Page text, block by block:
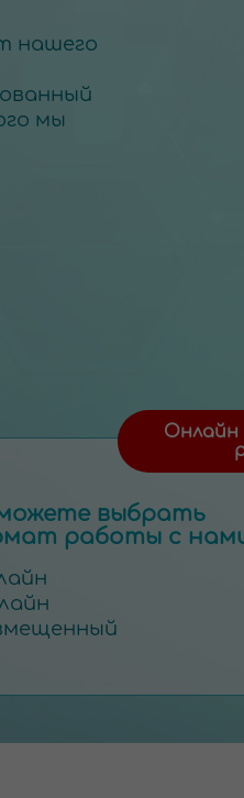
выбрать
работы с
нашего
мы
Онлайн